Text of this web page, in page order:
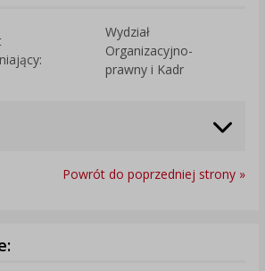
Wydział
Organizacyjno-
prawny i Kadr
Powrót do poprzedniej strony »